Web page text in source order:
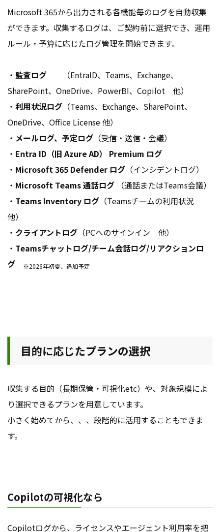
Microsoft 365から出力される各機能毎のログを自動収集
ができます。収集するログは、ご契約前に選択でき、運用
ルール・予算に応じたログ管理を開始できます。
・ 監査ログ
（EntraID、Teams、Exchange、
SharePoint、OneDrive、PowerBI、Copilot 他）
・ 利用状況ログ （Teams、Exchange、SharePoint、
OneDrive、Office License 他）
・ メールログ、予定ログ （受信・送信・会議）
・ Entra ID（旧 Azure AD） Premium ログ
・ Microsoft 365 Defender ログ （インシデントログ）
・ Microsoft Teams 通話ログ （通話またはTeams会議）
・ Teams Inventory ログ （Teamsチームの利用状況
他）
・ クライアントログ （PCへのサインイン 他）
・ Teamsチャットログ/チーム会話ログ/リアクションロ
グ
※2026年初夏、追加予定
目的に応じたプランの選択
収集する目的（長期保管・可視化etc）や、対象規模によ
り選択できるプランを用意しています。
小さく始めてから、、、段階的に活用することもできま
す。
Copilotの可視化なら
Copilotログから、ライセンスやエージェント利用率を把